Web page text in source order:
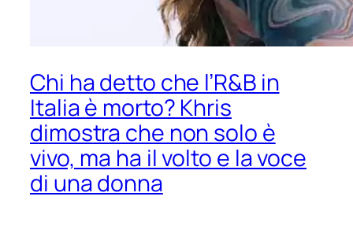
Chi ha detto che l’R&B in
Italia è morto? Khris
dimostra che non solo è
vivo, ma ha il volto e la voce
di una donna